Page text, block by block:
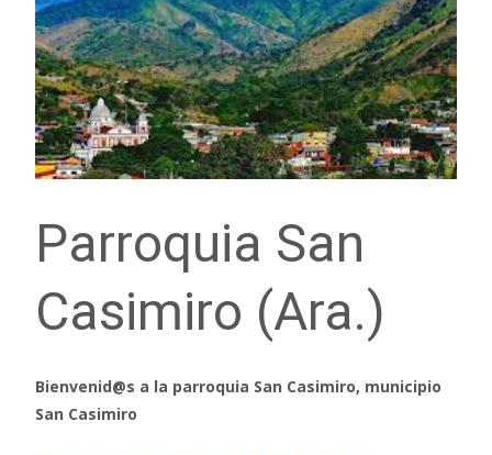
Parroquia San
Casimiro (Ara.)
Bienvenid@s a la parroquia San Casimiro, municipio
San Casimiro